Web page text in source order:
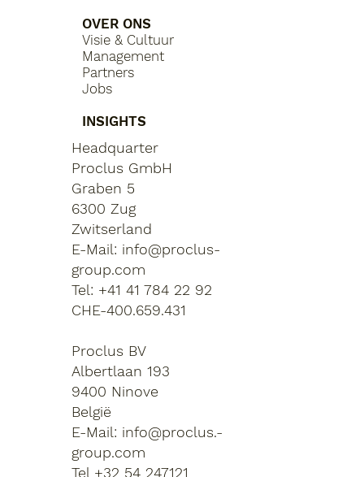
OVER ONS
Visie & Cultuur
Management
Partners
Jobs
INSIGHTS
Headquarter
Proclus GmbH
Graben 5
6300 Zug
Zwitserland
E-Mail: info@proclus-
group.com
Tel: +41 41 784 22 92
CHE-400.659.431
Proclus BV
Albertlaan 193
9400 Ninove
België
E-Mail: info@proclus.-
group.com
Tel +32 54 247121